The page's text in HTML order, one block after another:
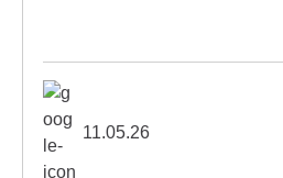
11.05.26